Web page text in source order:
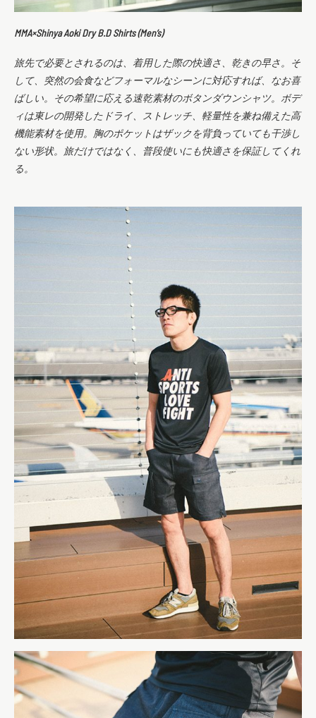
MMA×Shinya Aoki Dry B.D Shirts (Men’s)
旅先で必要とされるのは、着用した際の快適さ、乾きの早さ。そ
して、突然の会食などフォーマルなシーンに対応すれば、なお喜
ばしい。その希望に応える速乾素材のボタンダウンシャツ。ボデ
ィは東レの開発したドライ、ストレッチ、軽量性を兼ね備えた高
機能素材を使用。胸のポケットはザックを背負っていても干渉し
ない形状。旅だけではなく、普段使いにも快適さを保証してくれ
る。